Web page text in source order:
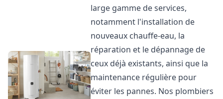
large gamme de services,
notamment l'installation de
nouveaux chauffe-eau, la
réparation et le dépannage de
ceux déjà existants, ainsi que la
maintenance régulière pour
éviter les pannes. Nos plombiers